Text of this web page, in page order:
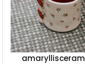
amaryllisceram